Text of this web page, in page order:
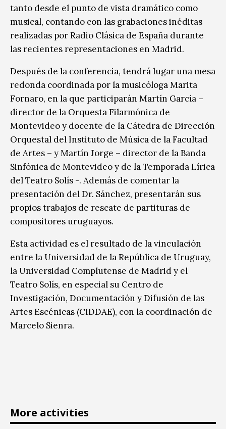
tanto desde el punto de vista dramático como
musical, contando con las grabaciones inéditas
realizadas por Radio Clásica de España durante
las recientes representaciones en Madrid.
Después de la conferencia, tendrá lugar una mesa
redonda coordinada por la musicóloga Marita
Fornaro, en la que participarán Martín García –
director de la Orquesta Filarmónica de
Montevideo y docente de la Cátedra de Dirección
Orquestal del Instituto de Música de la Facultad
de Artes – y Martín Jorge – director de la Banda
Sinfónica de Montevideo y de la Temporada Lírica
del Teatro Solís -. Además de comentar la
presentación del Dr. Sánchez, presentarán sus
propios trabajos de rescate de partituras de
compositores uruguayos.
Esta actividad es el resultado de la vinculación
entre la Universidad de la República de Uruguay,
la Universidad Complutense de Madrid y el
Teatro Solís, en especial su Centro de
Investigación, Documentación y Difusión de las
Artes Escénicas (CIDDAE), con la coordinación de
Marcelo Sienra.
More activities